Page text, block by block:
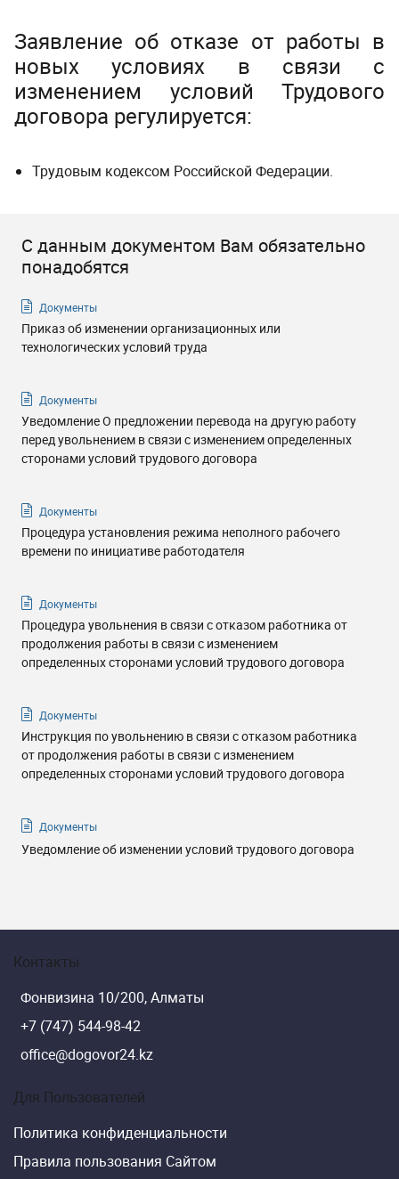
Заявление об отказе от работы в
новых условиях в связи с
изменением условий Трудового
договора регулируется:
Трудовым кодексом Российской Федерации.
С данным документом Вам обязательно
понадобятся
Документы
Приказ об изменении организационных или
технологических условий труда
Документы
Уведомление О предложении перевода на другую работу
перед увольнением в связи с изменением определенных
сторонами условий трудового договора
Документы
Процедура установления режима неполного рабочего
времени по инициативе работодателя
Документы
Процедура увольнения в связи с отказом работника от
продолжения работы в связи с изменением
определенных сторонами условий трудового договора
Документы
Инструкция по увольнению в связи с отказом работника
от продолжения работы в связи с изменением
определенных сторонами условий трудового договора
Документы
Уведомление об изменении условий трудового договора
Контакты
Фонвизина 10/200, Алматы
+7 (747) 544-98-42
office@dogovor24.kz
Для Пользователей
Политика конфиденциальности
Правила пользования Сайтом